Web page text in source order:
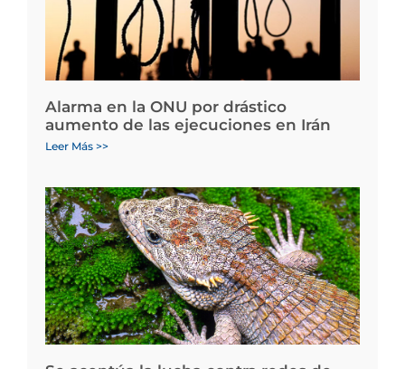
Alarma en la ONU por drástico
aumento de las ejecuciones en Irán
Leer Más >>